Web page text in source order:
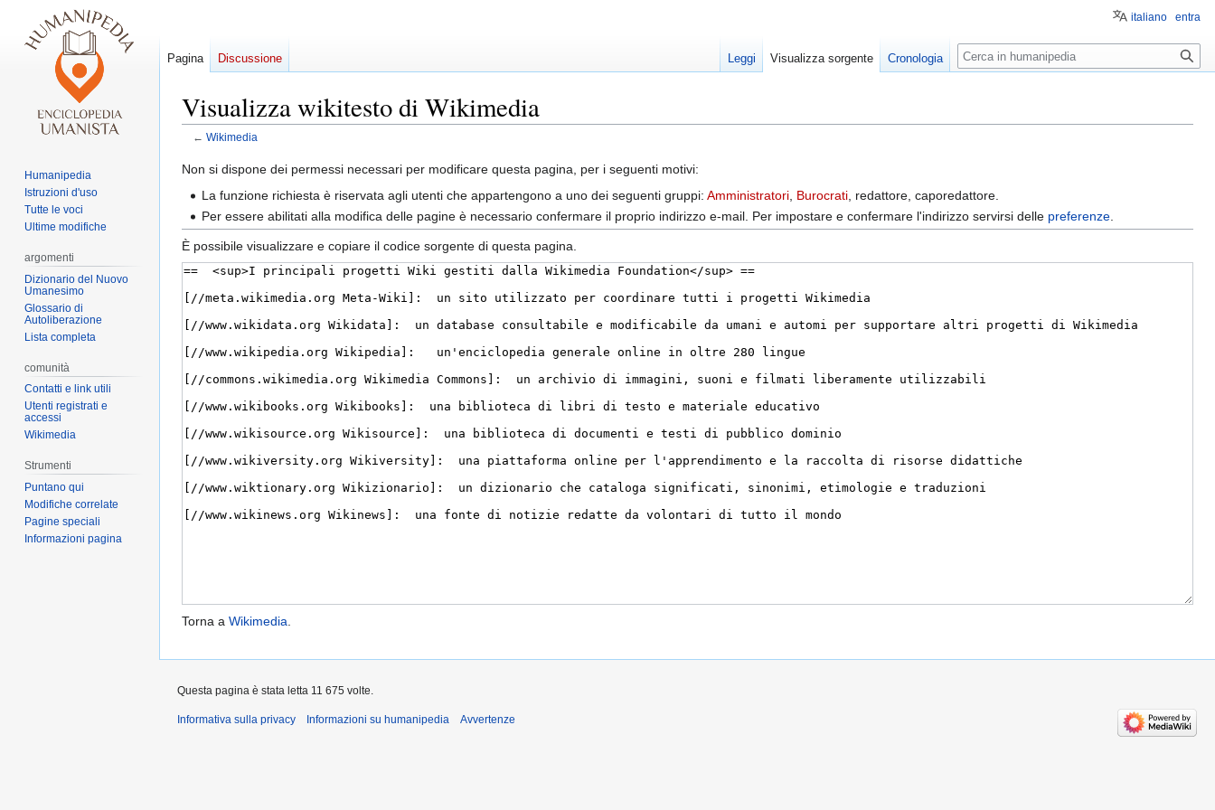
Visualizza wikitesto di Wikimedia
← Wikimedia
Vai
Vai
Non si dispone dei permessi necessari per modificare questa pagina, per i seguenti motivi:
La funzione richiesta è riservata agli utenti che appartengono a uno dei seguenti gruppi:Amministratori Burocrati , redattore, caporedattore.
Per essere abilitati alla modifica delle pagine è necessario confermare il proprio indirizzo e-mail. Per impostare e confermare l'indirizzo servirsi delle preferenze
È possibile visualizzare e copiare il codice sorgente di questa pagina.
Torna a Wikimedia.
italiano entra
Pagina Discussione Leggi Visualizza sorgente Cronologia Ricerca
Humanipedia
Istruzioni d'uso
Tutte le voci
Ultime modifiche
argomenti
Dizionario del Nuovo
Umanesimo
Glossario di
Autoliberazione
Lista completa
comunità
Contatti e link utili
Utenti registrati e
accessi
Wikimedia
Strumenti
Puntano qui
Modifiche correlate
Pagine speciali
Informazioni pagina
Questa pagina è stata letta 11 675 volte.
Informativa sulla privacy Informazioni su humanipedia Avvertenze